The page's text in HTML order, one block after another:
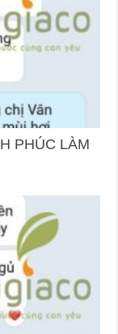
PHÚC LÀM